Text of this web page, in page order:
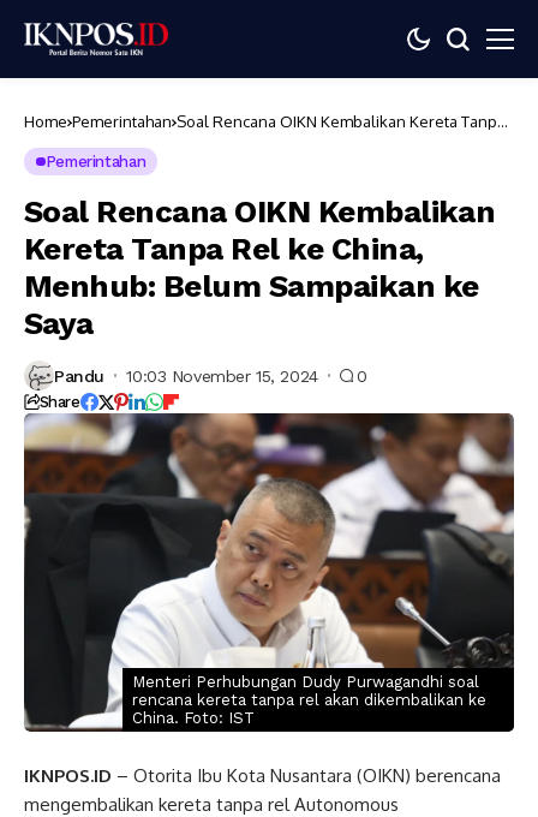
Home Pemerintahan Soal Rencana OIKN Kembalikan Kereta Tanpa
Pemerintahan
Soal Rencana OIKN Kembalikan
Kereta Tanpa Rel ke China,
Menhub: Belum Sampaikan ke
Saya
Pandu 10:03 November 15, 2024 0
Share
Menteri Perhubungan Dudy Purwagandhi soal
rencana kereta tanpa rel akan dikembalikan ke
China. Foto: IST
IKNPOS.ID – Otorita Ibu Kota Nusantara (OIKN) berencana
mengembalikan kereta tanpa rel Autonomous